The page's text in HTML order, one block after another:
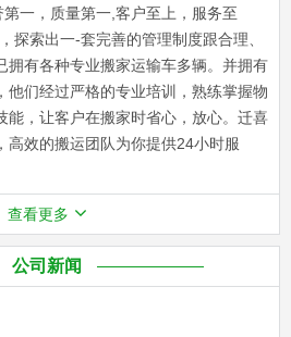
第一，质量第一,客户至上，服务至
探索出一-套完善的管理制度跟合理、
拥有各种专业搬家运输车多辆。并拥有
他们经过严格的专业培训，熟练掌握物
能，让客户在搬家时省心，放心。迁喜
高效的搬运团队为你提供24小时服
查看更多
公司新闻